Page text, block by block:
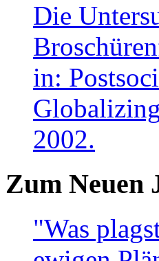
Die
in:
2002.
Zum Neuen
"Was